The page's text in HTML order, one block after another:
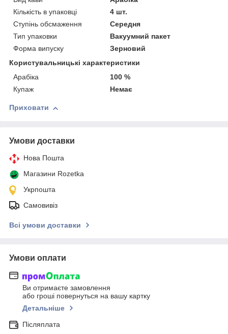
Кількість в упаковці
4 шт.
Ступінь обсмаження
Середня
Тип упаковки
Вакуумний пакет
Форма випуску
Зерновий
Користувальницькі характеристики
Арабіка
100 %
Купаж
Немає
Приховати
Умови доставки
Нова Пошта
Магазини Rozetka
Укрпошта
Самовивіз
Всі умови доставки
Умови оплати
Ви отримаєте замовлення
або гроші повернуться на вашу картку
Детальніше
Післяплата